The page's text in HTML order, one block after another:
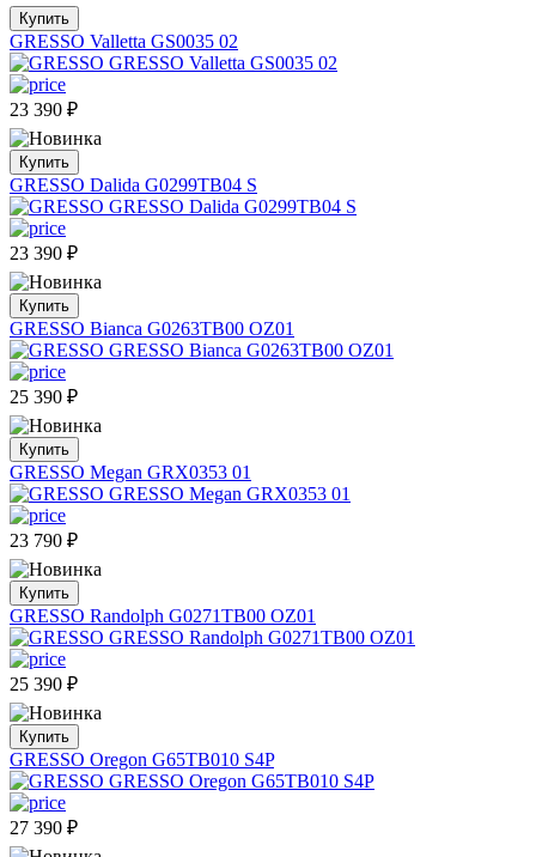
Купить
GRESSO Valletta GS0035 02
23 390 ₽
Купить
GRESSO Dalida G0299TB04 S
23 390 ₽
Купить
GRESSO Bianca G0263TB00 OZ01
25 390 ₽
Купить
GRESSO Megan GRX0353 01
23 790 ₽
Купить
GRESSO Randolph G0271TB00 OZ01
25 390 ₽
Купить
GRESSO Oregon G65TB010 S4P
27 390 ₽